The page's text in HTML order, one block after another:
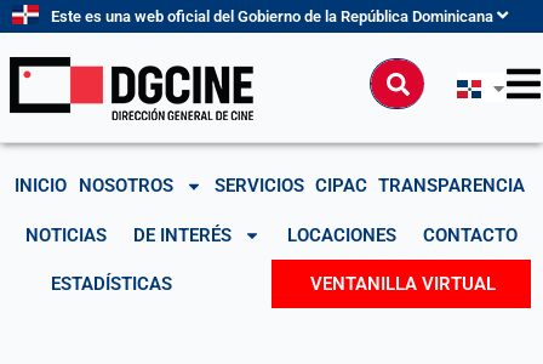
contenido
Este es una web oficial del Gobierno de la República Dominicana
Buscar
INICIO NOSOTROS SERVICIOS CIPAC TRANSPARENCIA
NOTICIAS DE INTERÉS LOCACIONES CONTACTO
ESTADÍSTICAS VENTANILLA VIRTUAL